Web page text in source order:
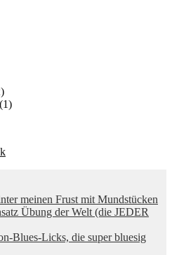
(1)
meinen Frust mit Mundstücken
Übung der Welt (die JEDER
Blues-Licks, die super bluesig